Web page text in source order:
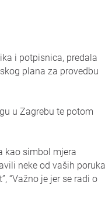
i potpisnica, predala
plana za provedbu
u Zagrebu te potom
kao simbol mjera
neke od vaših poruka
“Važno je jer se radi o